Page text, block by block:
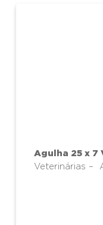
Agulha 25 x 7
Veterinárias –